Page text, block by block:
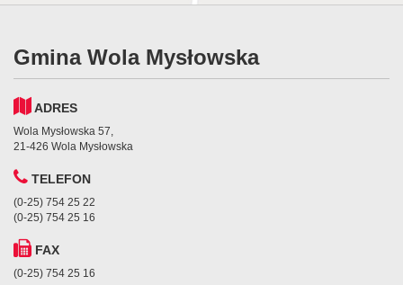
Gmina Wola Mysłowska
ADRES
Wola Mysłowska 57,
21-426 Wola Mysłowska
TELEFON
(0-25) 754 25 22
(0-25) 754 25 16
FAX
(0-25) 754 25 16